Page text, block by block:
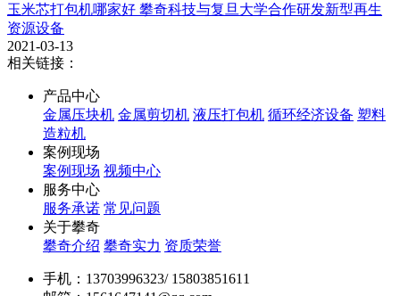
玉米芯打包机哪家好 攀奇科技与复旦大学合作研发新型再生
资源设备
2021-03-13
相关链接：
产品中心
金属压块机 金属剪切机 液压打包机 循环经济设备 塑料
造粒机
案例现场
案例现场 视频中心
服务中心
服务承诺 常见问题
关于攀奇
攀奇介绍 攀奇实力 资质荣誉
手机：13703996323/ 15803851611